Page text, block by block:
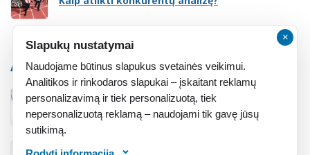
ATMINTINĖ
Atmintinė įsteigusiems įmonę
×
Slapukų nustatymai
Naudojame būtinus slapukus svetainės veikimui.
Analitikos ir rinkodaros slapukai – įskaitant reklamų
personalizavimą ir tiek personalizuotą, tiek
nepersonalizuotą reklamą – naudojami tik gavę jūsų
sutikimą.